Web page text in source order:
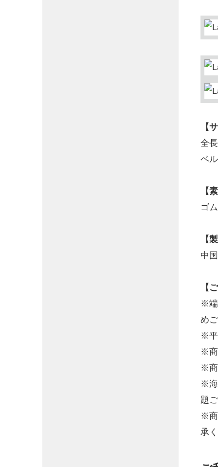
【
全
ベ
【
ゴ
【
中国
【
※端
め
※平
※商
※商
※海
題
※商
承